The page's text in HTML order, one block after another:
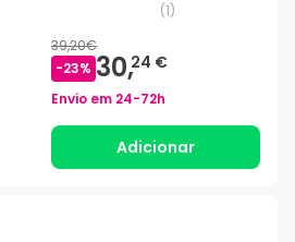
(1)
39,20€
-23% 30,24 €
Envio em 24-72h
Adicionar